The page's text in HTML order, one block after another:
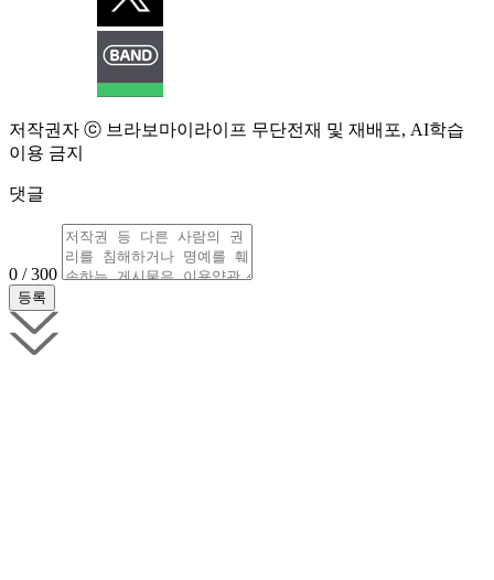
저작권자 ⓒ 브라보마이라이프 무단전재 및 재배포, AI학습
이용 금지
댓글
0 / 300